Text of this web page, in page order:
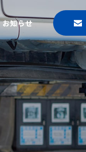
お知らせ